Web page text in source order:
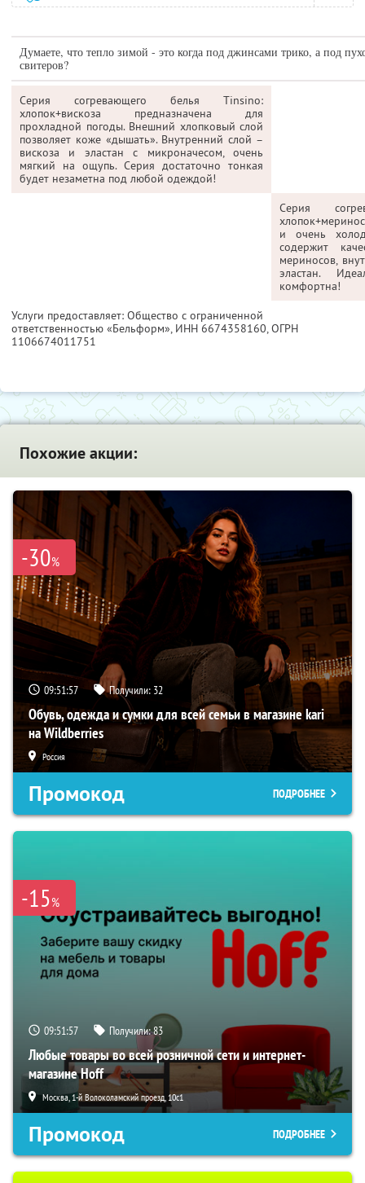
Думаете, что тепло зимой - это когда под джинсами трико, а под
свитеров?
Серия согревающего белья Tinsino:
хлопок+вискоза предназначена для
прохладной погоды. Внешний хлопковый слой
позволяет коже «дышать». Внутренний слой –
вискоза и эластан с микроначесом, очень
мягкий на ощупь. Серия достаточно тонкая
будет незаметна под любой одеждой!
Серия
и очень
содержит
мериносов,
эластан.
комфортна!
Услуги предоставляет: Общество с ограниченной
ответственностью «Бельформ», ИНН 6674358160, ОГРН
1106674011751
Похожие акции:
-30%
09:51:56 Получили: 32
Обувь, одежда и сумки для всей семьи в магазине kari
на Wildberries
Россия
Промокод ПОДРОБНЕЕ
-15%
09:51:56 Получили:83
Любые товары во всей розничной сети и интернет-
магазине Hoff
Москва, 1-й Волоколамский проезд, 10с1
Промокод ПОДРОБНЕЕ